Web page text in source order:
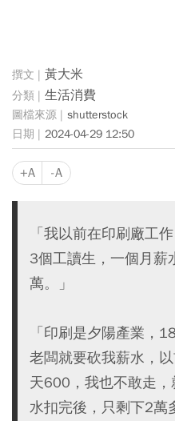
黃大米
生活消費
shutterstock
2024-04-29 12:50
+A -A
「我以前在印刷廠工
3個工讀生，一個月薪
萬。」
「印刷是夕陽產業，
老闆就要砍我薪水，
天600，我也不敢走
水扣完後，只剩下2萬